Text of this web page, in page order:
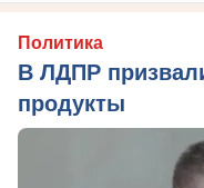
Политика
В ЛДПР
продукты